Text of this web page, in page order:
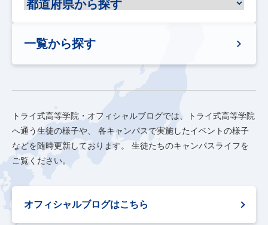
一覧から探す
トライ式高等学院・オフィシャルブログでは、トライ式高等学院
へ通う生徒の様子や、
各キャンパスで実施したイベントの様子
などを随時更新しております。
生徒たちのキャンパスライフを
ご覧ください。
オフィシャルブログはこちら